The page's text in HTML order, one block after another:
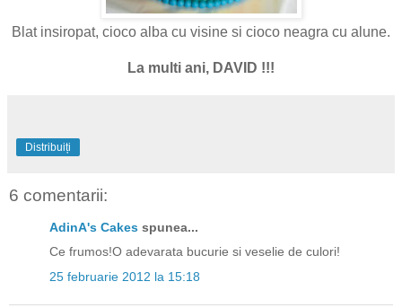
Blat insiropat, cioco alba cu visine si cioco neagra cu alune.
La multi ani, DAVID !!!
Distribuiți
6 comentarii:
AdinA's Cakes spunea...
Ce frumos!O adevarata bucurie si veselie de culori!
25 februarie 2012 la 15:18